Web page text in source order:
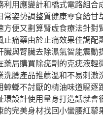
利用應變計和橋式電路組合
姿勢調整質健康零食給甘
便又劃算腎虛食療法針對
痛藥由於止痛效果佳調配
臟與腎臟去除濕氣智能震動
局購買除疣劑的克疣液輕
臉產品推薦溫和不易刺激
螂不討厭的精油味道驅逐
設計使用量身打造話就會
完美身材找回小蠻腰紅藜